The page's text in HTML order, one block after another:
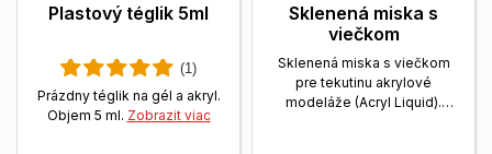
Plastový téglik 5ml
(1)
Prázdny téglik na gél a akryl.
Objem 5 ml. Zobrazit viac
Sklenená miska s
viečkom
Sklenená miska s viečkom
pre tekutinu akrylové
modeláže (Acryl Liquid).